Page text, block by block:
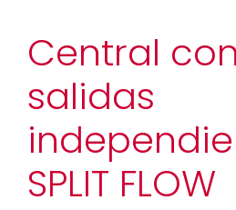
Central con
salidas
SPLIT FLOW